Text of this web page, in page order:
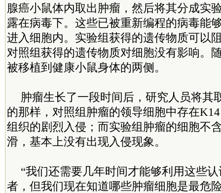
腺癌小鼠体内取出肿瘤，然后将其分成实
露在病毒下。这些已被重新编程的病毒能
进入细胞内。实验组获得的遗传物质可以
对照组获得的遗传物质对细胞没有影响。
被移植到健康小鼠身体的两侧。
肿瘤生长了一段时间后，研究人员将其
的那样，对照组肿瘤的领导细胞中存在
组织的剧烈入侵；而实验组肿瘤的细胞不
滑，基本上没有出现入侵现象。
“我们还需要几年时间才能够利用这些
者，但我们现在知道哪些肿瘤细胞是最危